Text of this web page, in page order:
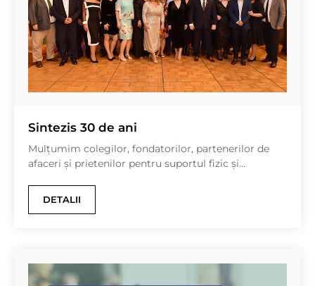
Sintezis 30 de ani
Mulțumim colegilor, fondatorilor, partenerilor de
afaceri și prietenilor pentru suportul fizic și...
DETALII